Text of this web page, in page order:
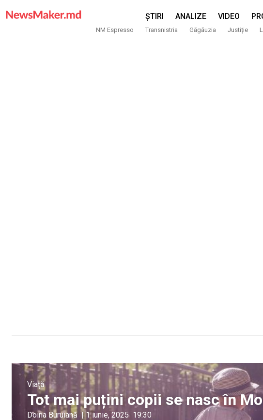
ȘTIRI ANALIZE VIDEO
NM Espresso Transnistria Găgăuzia Justiție
Viață
Tot mai puțini copii se nasc în
Doina Buruiană | 1 iunie, 2025 19:30